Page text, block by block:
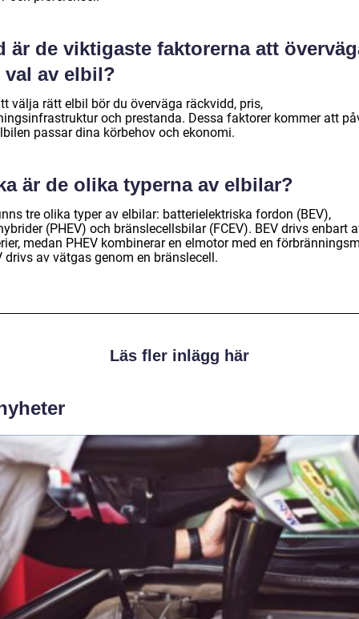
är de viktigaste faktorerna att
val av elbil?
välja rätt elbil bör du överväga räckvidd, pris,
och prestanda. Dessa faktorer kommer att
passar dina körbehov och ekonomi.
är de olika typerna av elbilar?
tre olika typer av elbilar: batterielektriska fordon (BEV),
(PHEV) och bränslecellsbilar (FCEV). BEV drivs enbart
medan PHEV kombinerar en elmotor med en
drivs av vätgas genom en bränslecell.
Läs fler inlägg här